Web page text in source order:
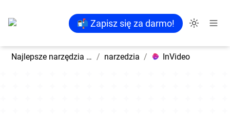
📬 Zapisz się za darmo!
Najlepsze narzędzia AI / narzedzia / InVideo